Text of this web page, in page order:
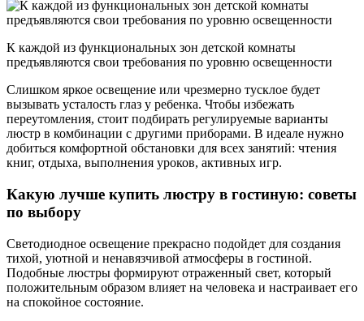
К каждой из функциональных зон детской комнаты
предъявляются свои требования по уровню освещенности
Слишком яркое освещение или чрезмерно тусклое будет
вызывать усталость глаз у ребенка. Чтобы избежать
переутомления, стоит подбирать регулируемые варианты
люстр в комбинации с другими приборами. В идеале нужно
добиться комфортной обстановки для всех занятий: чтения
книг, отдыха, выполнения уроков, активных игр.
Какую лучше купить люстру в гостиную: советы
по выбору
Светодиодное освещение прекрасно подойдет для создания
тихой, уютной и ненавязчивой атмосферы в гостиной.
Подобные люстры формируют отраженный свет, который
положительным образом влияет на человека и настраивает его
на спокойное состояние.